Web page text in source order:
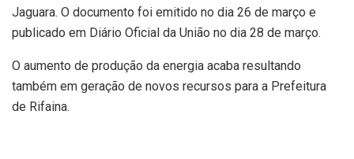
Jaguara. O documento foi emitido no dia 26 de março e
publicado em Diário Oficial da União no dia 28 de março.
O aumento de produção da energia acaba resultando
também em geração de novos recursos para a Prefeitura
de Rifaina.